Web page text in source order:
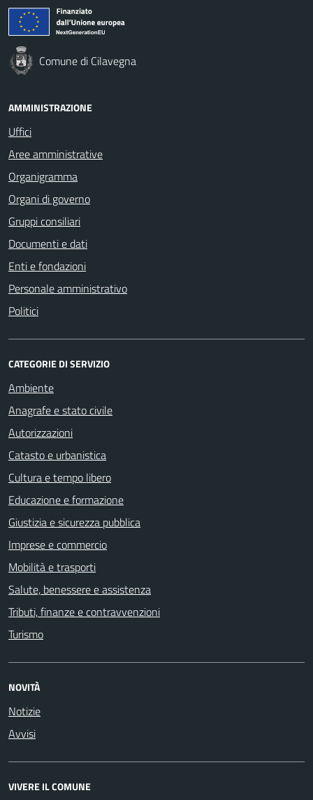
Comune di Cilavegna
AMMINISTRAZIONE
Uffici
Aree amministrative
Organigramma
Organi di governo
Gruppi consiliari
Documenti e dati
Enti e fondazioni
Personale amministrativo
Politici
CATEGORIE DI SERVIZIO
Ambiente
Anagrafe e stato civile
Autorizzazioni
Catasto e urbanistica
Cultura e tempo libero
Educazione e formazione
Giustizia e sicurezza pubblica
Imprese e commercio
Mobilità e trasporti
Salute, benessere e assistenza
Tributi, finanze e contravvenzioni
Turismo
NOVITÀ
Notizie
Avvisi
VIVERE IL COMUNE